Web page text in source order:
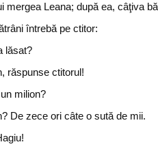
mergea Leana; după ea, câţiva
întrebă pe ctitor:
lăsat?
răspunse ctitorul!
milion?
De zece ori câte o sută de mii.